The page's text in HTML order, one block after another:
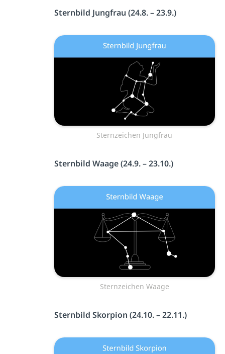
Sternbild Jungfrau (24.8. – 23.9.)
Sternzeichen Jungfrau
Sternbild Waage (24.9. – 23.10.)
Sternzeichen Waage
Sternbild Skorpion (24.10. – 22.11.)